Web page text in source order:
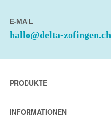
E-MAIL
hallo@delta-zofingen.ch
PRODUKTE
INFORMATIONEN